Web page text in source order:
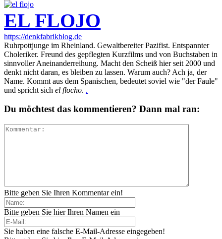
EL FLOJO
https://denkfabrikblog.de
Ruhrpottjunge im Rheinland. Gewaltbereiter Pazifist. Entspannter
Choleriker. Freund des gepflegten Kurzfilms und von Buchstaben in
sinnvoller Aneinanderreihung. Macht den Scheiß hier seit 2000 und
denkt nicht daran, es bleiben zu lassen. Warum auch? Ach ja, der
Name. Kommt aus dem Spanischen, bedeutet soviel wie "der Faule"
und spricht sich el flocho. .
Du möchtest das kommentieren? Dann mal ran:
Bitte geben Sie Ihren Kommentar ein!
Bitte geben Sie hier Ihren Namen ein
Sie haben eine falsche E-Mail-Adresse eingegeben!